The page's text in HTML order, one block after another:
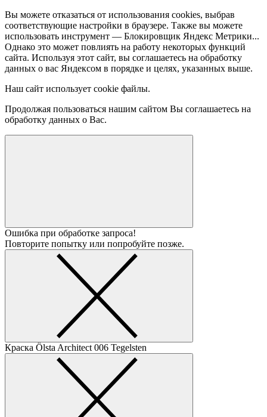
Вы можете отказаться от использования cookies, выбрав
соответствующие настройки в браузере. Также вы можете
использовать инструмент — Блокировщик Яндекс Метрики...
Однако это может повлиять на работу некоторых функций
сайта. Используя этот сайт, вы соглашаетесь на обработку
данных о вас Яндексом в порядке и целях, указанных выше.
Наш сайт использует cookie файлы.
Продолжая пользоваться нашим сайтом Вы соглашаетесь на
обработку данных о Вас.
Ошибка при обработке запроса!
Повторите попытку или попробуйте позже.
Краска Ölsta Architect 006 Tegelsten